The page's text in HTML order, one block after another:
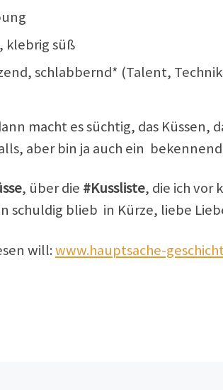
klebrig süß
schlabbernd* (Talent,
macht es süchtig, das Küssen,
aber bin ja auch ein
, über die #Kussliste, die ich vor
schuldig blieb in Kürze, liebe
will:www.hauptsache-